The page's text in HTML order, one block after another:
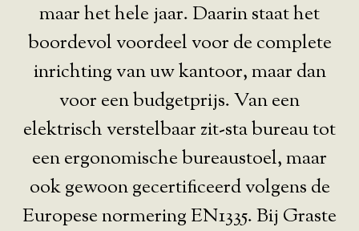
maar het hele jaar. Daarin staat het
boordevol voordeel voor de complete
inrichting van uw kantoor, maar dan
voor een budgetprijs. Van een
elektrisch verstelbaar zit-sta bureau tot
een ergonomische bureaustoel, maar
ook gewoon gecertificeerd volgens de
Europese normering EN1335. Bij Graste